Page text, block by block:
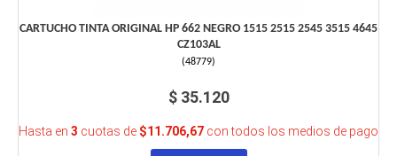
CARTUCHO TINTA ORIGINAL HP 662 NEGRO 1515 2515 2545 3515 4645
CZ103AL
(48779)
$ 35.120
Hasta en 3 cuotas de $11.706,67 con todos los medios de pago